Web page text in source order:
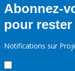
Abonnez-
pour
Notifications sur